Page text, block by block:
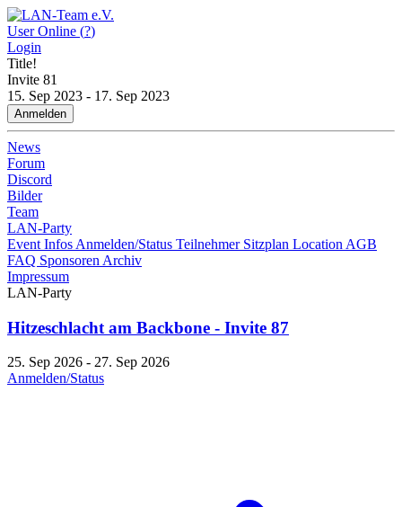
User Online (?)
Login
Title!
Invite 81
15. Sep 2023 - 17. Sep 2023
Anmelden
News
Forum
Discord
Bilder
Team
LAN-Party
Event Infos Anmelden/Status Teilnehmer Sitzplan Location AGB
FAQ Sponsoren Archiv
Impressum
LAN-Party
Hitzeschlacht am Backbone - Invite 87
25. Sep 2026 - 27. Sep 2026
Anmelden/Status